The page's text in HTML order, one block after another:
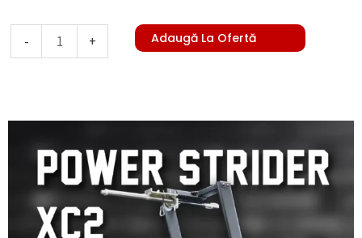
-
Cantitate
Power
+ Adaugă La Ofertă